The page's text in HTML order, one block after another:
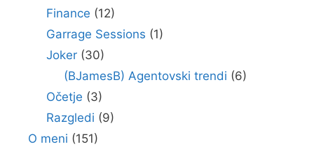
Finance (12)
Garrage Sessions (1)
Joker(30)
(BJamesB) Agentovski trendi (6)
Očetje (3)
Razgledi (9)
O meni (151)